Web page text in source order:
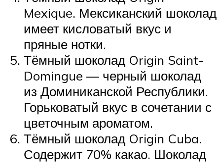
Mexique. Мексиканский шоколад
имеет кисловатый вкус и
пряные нотки.
Тёмный шоколад Origin Saint-
Domingue — черный шоколад
из Доминиканской Республики.
Горьковатый вкус в сочетании с
цветочным ароматом.
Тёмный шоколад Origin Cuba.
Содержит 70% какао. Шоколад